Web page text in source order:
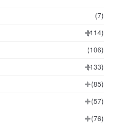
(7)
(114)
(106)
(133)
(85)
(57)
(76)